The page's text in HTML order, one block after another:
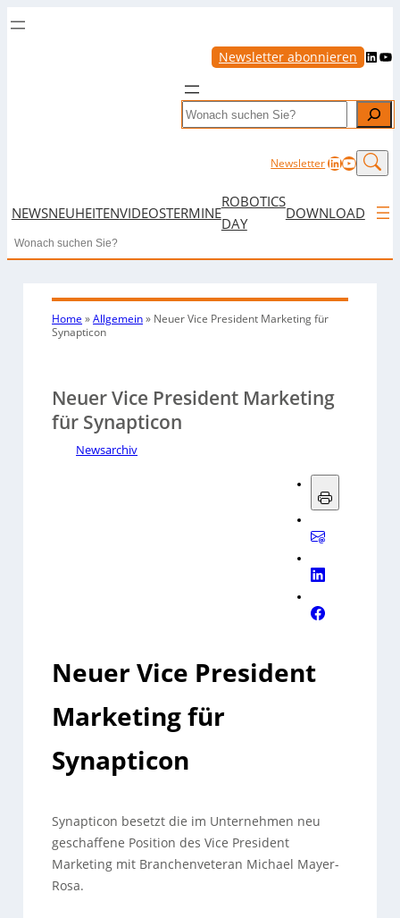
Newsletter abonnieren LinkedIn YouTube
Search
NewsletterLinkedIn
NEWSNEUHEITENVIDEOSTERMINE
ROBOTICS
DAY
DOWNLOAD
Search
Home »Allgemein» Neuer Vice President Marketing für
Synapticon
Neuer Vice President Marketing
für Synapticon
Newsarchiv
Neuer Vice President
Marketing für
Synapticon
Synapticon besetzt die im Unternehmen neu
geschaffene Position des Vice President
Marketing mit Branchenveteran Michael Mayer-
Rosa.